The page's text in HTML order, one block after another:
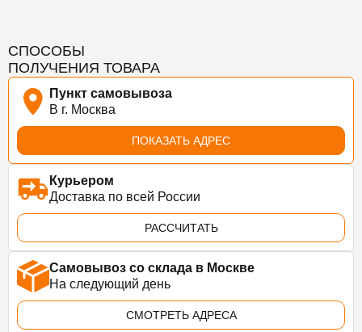
СПОСОБЫ
ПОЛУЧЕНИЯ ТОВАРА
Пункт самовывоза
В г. Москва
ПОКАЗАТЬ АДРЕС
Курьером
Доставка по всей России
РАССЧИТАТЬ
Самовывоз со склада в Москве
На следующий день
СМОТРЕТЬ АДРЕСА